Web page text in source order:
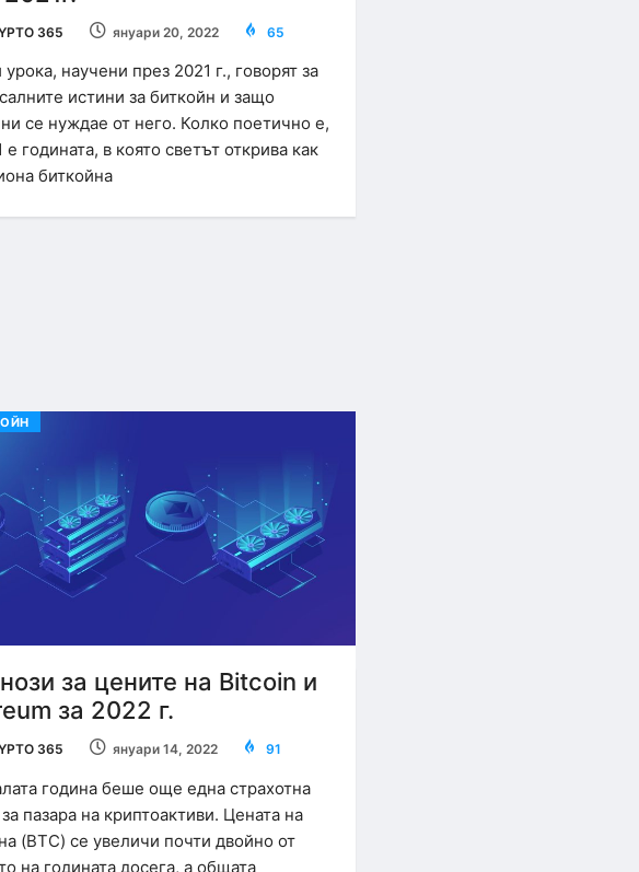
365 януари 20, 2022 65
научени през 2021 г., говорят за
истини за биткойн и защо
се нуждае от него. Колко поетично е,
е годината, в която светът открива как
биткойна
за цените на Bitcoin и
за 2022 г.
365 януари 14, 2022 91
година беше още една страхотна
пазара на криптоактиви. Цената на
(BTC) се увеличи почти двойно от
на годината досега, а общата